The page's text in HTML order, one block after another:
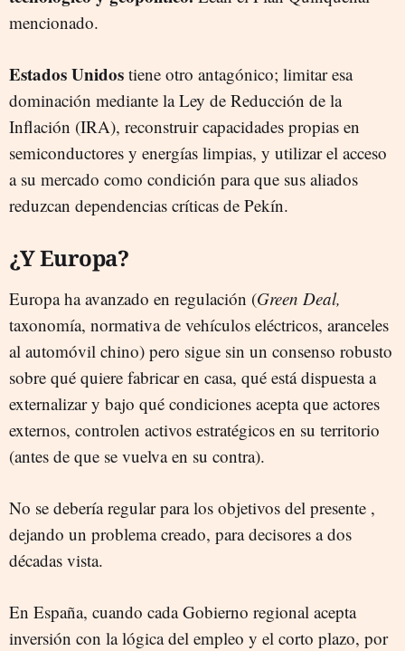
mencionado.
Estados Unidos tiene otro antagónico; limitar esa
dominación mediante la Ley de Reducción de la
Inflación (IRA), reconstruir capacidades propias en
semiconductores y energías limpias, y utilizar el acceso
a su mercado como condición para que sus aliados
reduzcan dependencias críticas de Pekín.
¿Y Europa?
Europa ha avanzado en regulación (Green Deal,
taxonomía, normativa de vehículos eléctricos, aranceles
al automóvil chino) pero sigue sin un consenso robusto
sobre qué quiere fabricar en casa, qué está dispuesta a
externalizar y bajo qué condiciones acepta que actores
externos, controlen activos estratégicos en su territorio
(antes de que se vuelva en su contra).
No se debería regular para los objetivos del presente ,
dejando un problema creado, para decisores a dos
décadas vista.
En España, cuando cada Gobierno regional acepta
inversión con la lógica del empleo y el corto plazo, por